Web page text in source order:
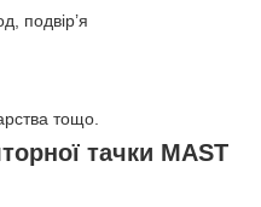
подвір’я
тощо.
тачки MAST